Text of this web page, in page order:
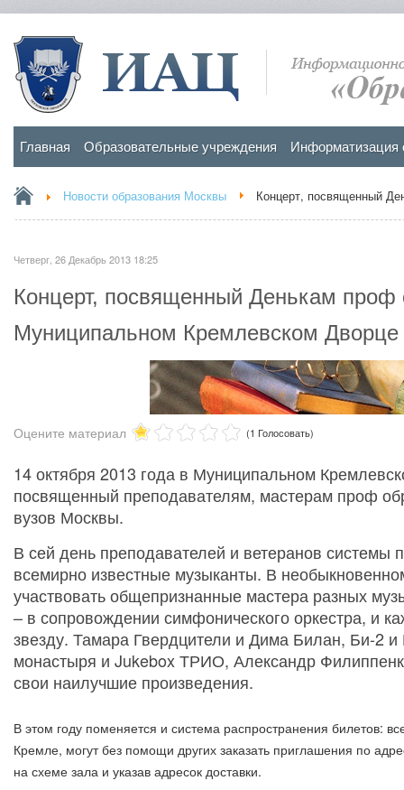
Главная Образовательные учреждения Информатизация
Новости образования Москвы Концерт, посвященный
Четверг, 26 Декабрь 2013 18:25
Концерт, посвященный Денькам проф
Муниципальном Кремлевском Дворце
Оцените материал (1 Голосовать)
14 октября 2013 года в Муниципальном
посвященный преподавателям, мастерам проф
вузов Москвы.
В сей день преподавателей и ветеранов системы
всемирно известные музыканты. В
участвовать общепризнанные мастера разных
– в сопровождении симфонического оркестра, и
звезду. Тамара Гвердцители и Дима Билан, Би-2 и
монастыря и Jukebox ТРИО, Александр
свои наилучшие произведения.
В этом году поменяется и система распространения билетов:
Кремле, могут без помощи других заказать приглашения по
на схеме зала и указав адресок доставки.